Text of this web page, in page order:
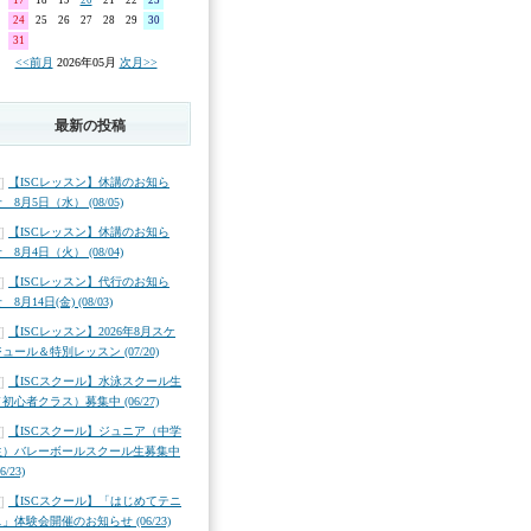
24
25 26 27 28 29
30
31
<<前月 2026年05月 次月>>
最新の投稿
【ISCレッスン】休講のお知ら
8月5日（水） (08/05)
【ISCレッスン】休講のお知ら
8月4日（火） (08/04)
【ISCレッスン】代行のお知ら
8月14日(金) (08/03)
【ISCレッスン】2026年8月スケ
ュール＆特別レッスン (07/20)
【ISCスクール】水泳スクール生
初心者クラス）募集中 (06/27)
【ISCスクール】ジュニア（中学
）バレーボールスクール生募集中
23)
【ISCスクール】「はじめてテニ
」体験会開催のお知らせ (06/23)